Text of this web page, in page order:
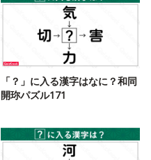
「？」に入る漢字はなに？和同
開珎パズル171